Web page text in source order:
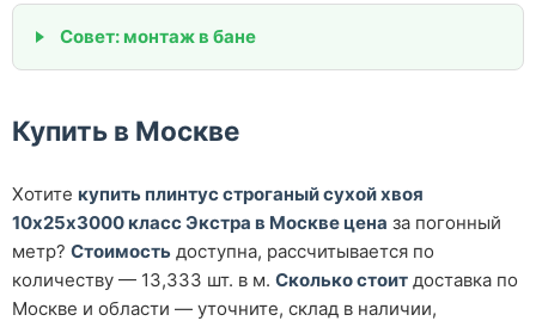
Совет: монтаж в бане
Купить в Москве
Хотите купить плинтус строганый сухой хвоя
10х25х3000 класс Экстра в Москве цена за погонный
метр? Стоимость доступна, рассчитывается по
количеству — 13,333 шт. в м. Сколько стоит доставка по
Москве и области — уточните, склад в наличии,